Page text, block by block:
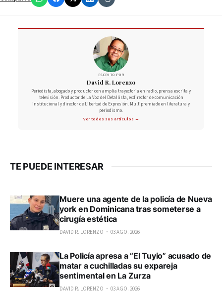
ESCRITO POR
David R. Lorenzo
Periodista, abogado y productor con amplia trayectoria en radio, prensa escrita y
televisión. Productor de La Voz del Detallista, exdirector de comunicación
institucional y director de Libertad de Expresión. Multipremiado en literatura y
periodismo.
Ver todos sus artículos →
TE PUEDE INTERESAR
Muere una agente de la policía de Nueva
york en Dominicana tras someterse a
cirugía estética
DAVID R. LORENZO 03 AGO. 2026
La Policía apresa a “El Tuyio” acusado de
matar a cuchilladas su expareja
sentimental en La Zurza
DAVID R. LORENZO 03 AGO. 2026